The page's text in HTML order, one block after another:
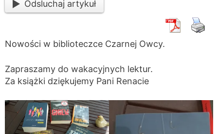
Odsluchaj artykuł
Nowości w biblioteczce Czarnej Owcy.
Zapraszamy do wakacyjnych lektur.
Za książki dziękujemy Pani Renacie